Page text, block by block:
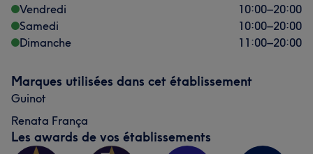
Vendredi
10:00–20:00
Samedi
10:00–20:00
Dimanche
11:00–20:00
Marques utilisées dans cet établissement
Guinot
Renata França
Les awards de vos établissements